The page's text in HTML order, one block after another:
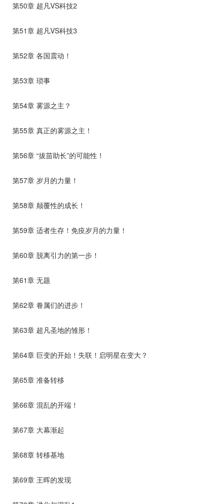
第50章 超凡VS科技2
第51章 超凡VS科技3
第52章 各国震动！
第53章 琐事
第54章 雾源之主？
第55章 真正的雾源之主！
第56章 “拔苗助长”的可能性！
第57章 岁月的力量！
第58章 颠覆性的成长！
第59章 适者生存！免疫岁月的力量！
第60章 脱离引力的第一步！
第61章 无题
第62章 眷属们的进步！
第63章 超凡圣地的雏形！
第64章 巨变的开始！失联！启明星在变大？
第65章 准备转移
第66章 混乱的开端！
第67章 大幕渐起
第68章 转移基地
第69章 王晖的发现